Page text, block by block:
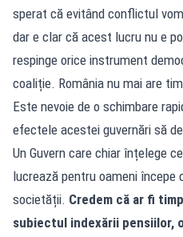
sperat că evitând conflictul
dar e clar că acest lucru nu e
respinge orice instrument
coaliție. România nu mai are
Este nevoie de o schimbare
efectele acestei guvernări să
Un Guvern care chiar înțelege
lucrează pentru oameni începe
societății. Credem că ar fi
subiectul indexării pensiilor,